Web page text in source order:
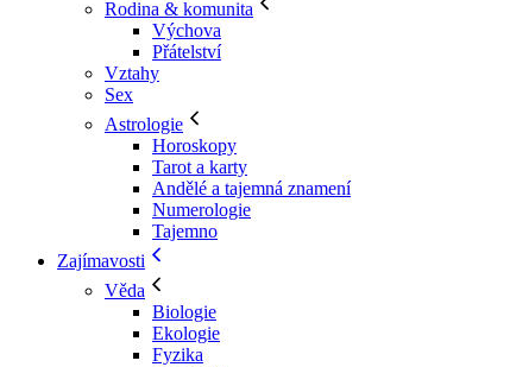
Rodina & komunita
Výchova
Přátelství
Vztahy
Sex
Astrologie
Horoskopy
Tarot a karty
Andělé a tajemná znamení
Numerologie
Tajemno
Zajímavosti
Věda
Biologie
Ekologie
Fyzika